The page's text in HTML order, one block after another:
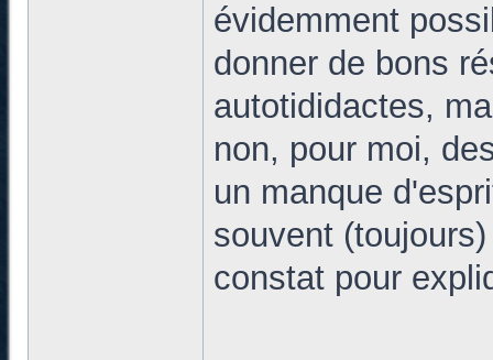
évidemment
donner de bons
autotididactes,
non, pour moi,
un manque
souvent
constat pour